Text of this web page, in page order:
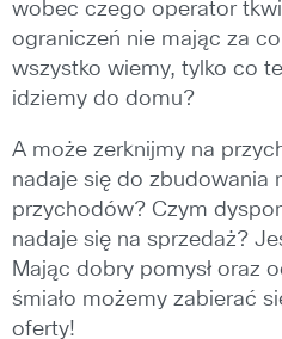
wobec czego operator
ograniczeń nie mając za
wszystko wiemy, tylko co
idziemy do domu?
A może zerknijmy na
nadaje się do zbudowania
przychodów? Czym
nadaje się na sprzedaż?
Mając dobry pomysł oraz
śmiało możemy zabierać
oferty!